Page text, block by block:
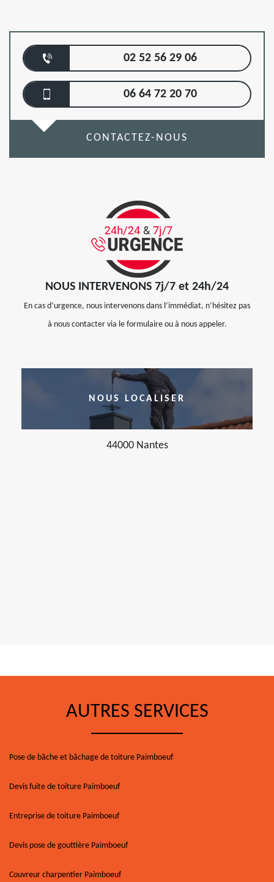
02 52 56 29 06
06 64 72 20 70
CONTACTEZ-NOUS
NOUS INTERVENONS 7j/7 et 24h/24
En cas d’urgence, nous intervenons dans l’immédiat, n’hésitez pas
à nous contacter via le formulaire ou à nous appeler.
NOUS LOCALISER
44000 Nantes
AUTRES SERVICES
Pose de bâche et bâchage de toiture Paimboeuf
Devis fuite de toiture Paimboeuf
Entreprise de toiture Paimboeuf
Devis pose de gouttière Paimboeuf
Couvreur charpentier Paimboeuf